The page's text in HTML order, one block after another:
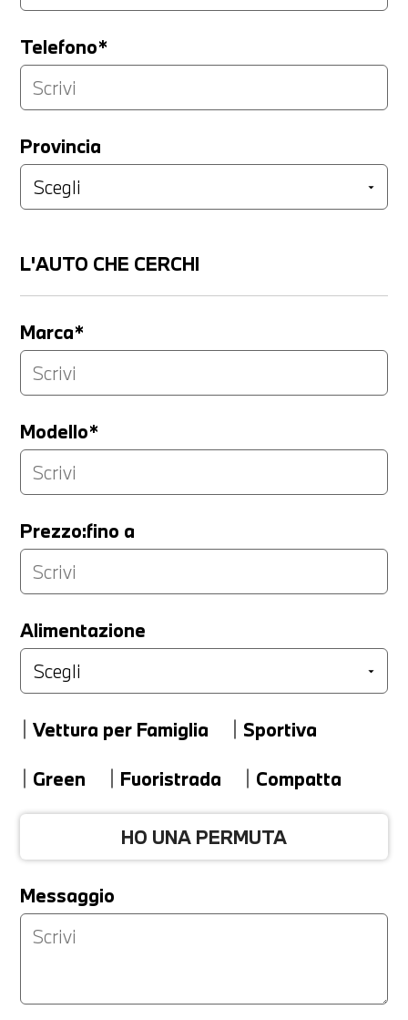
Telefono*
Provincia
L'AUTO CHE CERCHI
Marca*
Modello*
Prezzo:fino a
Alimentazione
Vettura per Famiglia
Sportiva
Green
Fuoristrada Compatta
HO UNA PERMUTA
LA TUA PERMUTA
Marca
Modello
Versione
Messaggio